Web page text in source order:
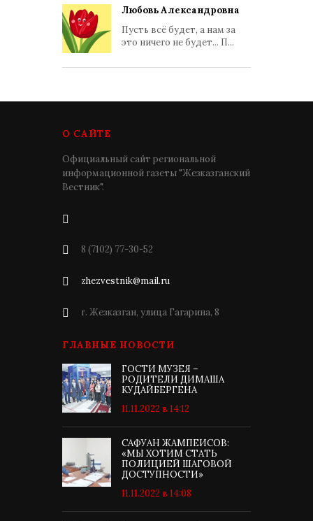
Любовь Александровна
Пусть всё будет, а нам за
это ничего не будет... П...
О САЙТЕ
Официальный сайт региональной
информационной газеты "Жезказганский
Вестник".
8 (7102) 77-30-52
zhezvestnik@mail.ru
г. Жезказган, улица Гагарина, 8
ГЛАВНЫЕ НОВОСТИ
ГОСТИ МУЗЕЯ –
РОДИТЕЛИ ДИМАША
КУДАЙБЕРГЕНА
11.11.2022 в 14:12
САФУАН ЖАМПЕИСОВ:
«МЫ ХОТИМ СТАТЬ
ПОЛИЦИЕЙ ШАГОВОЙ
ДОСТУПНОСТИ»
11.11.2022 в 14:08